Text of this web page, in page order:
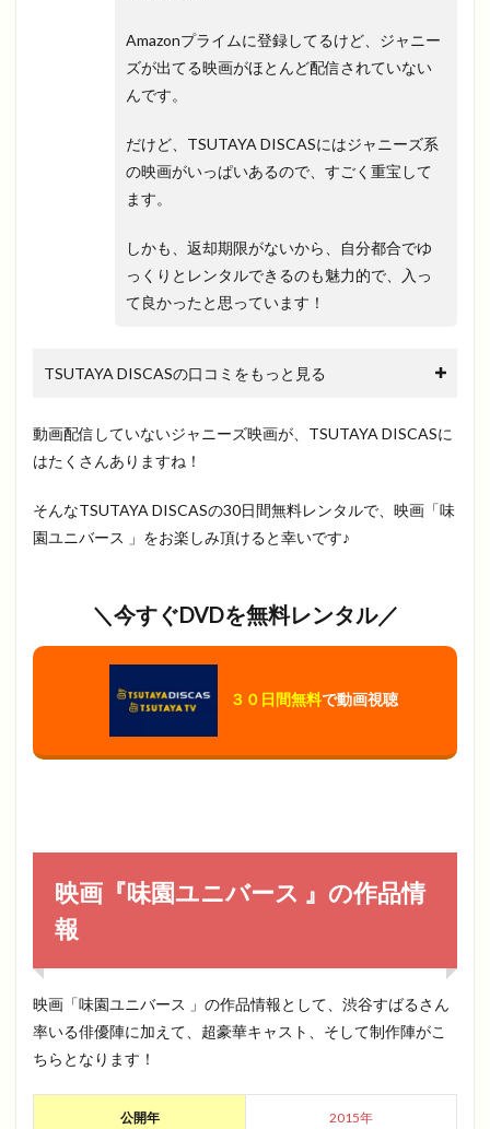
Amazonプライムに登録してるけど、ジャニー
ズが出てる映画がほとんど配信されていない
んです。
だけど、TSUTAYA DISCASにはジャニーズ系
の映画がいっぱいあるので、すごく重宝して
ます。
しかも、返却期限がないから、自分都合でゆ
っくりとレンタルできるのも魅力的で、入っ
て良かったと思っています！
TSUTAYA DISCASの口コミをもっと見る
動画配信していないジャニーズ映画が、TSUTAYA DISCASに
はたくさんありますね！
そんなTSUTAYA DISCASの30日間無料レンタルで、映画「味
園ユニバース 」をお楽しみ頂けると幸いです♪
＼今すぐDVDを無料レンタル／
３０日間無料で動画視聴
映画『味園ユニバース 』の作品情
報
映画「味園ユニバース 」の作品情報として、渋谷すばるさん
率いる俳優陣に加えて、超豪華キャスト、そして制作陣がこ
ちらとなります！
公開年 2015年